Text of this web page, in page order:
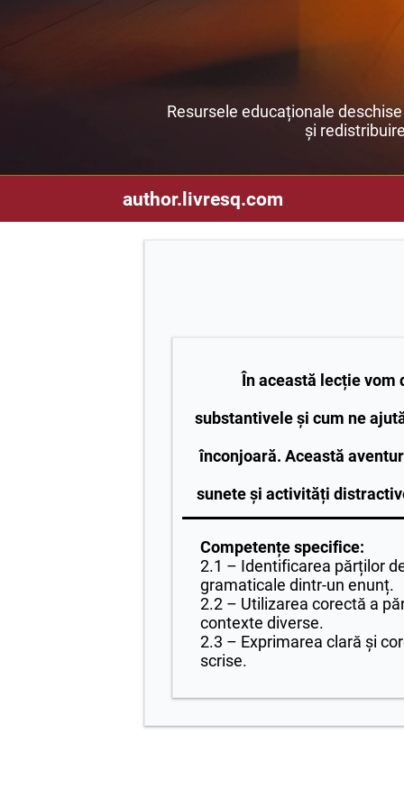
Resursele educaționale
și
author.livresq.com
În această lecție vom
substantivele și cum ne
înconjoară. Această
sunete și activități
Competențe specifice:
2.1 – Identificarea părților
gramaticale dintr-un enunț.
2.2 – Utilizarea corectă a
contexte diverse.
2.3 – Exprimarea clară și
scrise.